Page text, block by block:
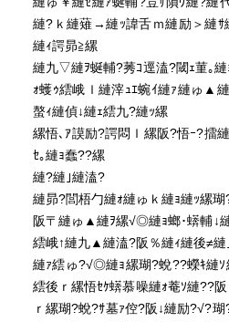
縺?ｋ縺薙→縺ｯ諱舌ｍ縺励＞縺ｻ
縺ｨ諤昴≧縲
縺九▽縺ｦ蜒輔?莠ｺ逕溘?閾ｪ菫｡縺
ｫ蠖ｩ繧峨ｌ縺滓ｭｴ蜿ｲ縺ｧ縺ゅ▲
螯ｨ縺偵↓縺ｪ繧九?縺ｯ縲
縲悟､ｱ謨励?諤悶ｌ縲阪?悟ｰ?擂
ｾ｡縺ｮ蠢??縲
縺?縺｣縺溘?
縺昴?閭梧勹縺ｫ縺ゅｋ縺ｮ縺ｯ縲
阪〒縺ゅ▲縺ｦ縲√◎縺ｮ螂･蠎輔↓
繧峨↑縺九▲縺溘?阪％縺ｨ縺後≠縺
縺ｧ繧ゅ?√◎縺ｮ縲瑚?蛻??蠑ｷ
繧後ｒ縲悟ｾｹ蠎慕噪縺ｫ菴ｿ縺??
ｒ縲瑚?蛻?ｻ墓ｧ倥?阪↓縺励?√?